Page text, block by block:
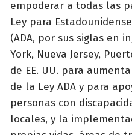
empoderar a todas las
Ley para
(ADA, por sus siglas en
York, Nueva Jersey,
de EE. UU. para
de la Ley ADA y para
personas con
locales, y la